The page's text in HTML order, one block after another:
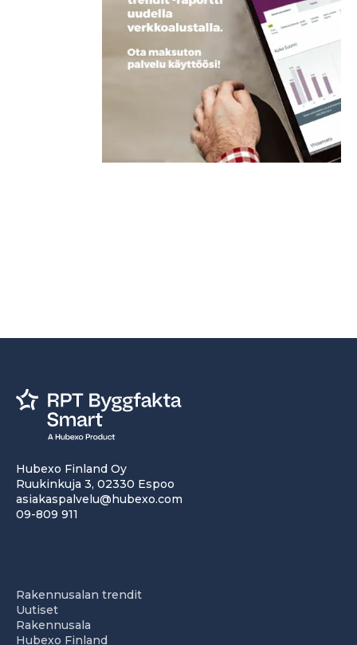
Hubexo Finland Oy
Ruukinkuja 3, 02330 Espoo
asiakaspalvelu@hubexo.com
09-809 911
Rakennusalan trendit
Uutiset
Rakennusala
Hubexo Finland